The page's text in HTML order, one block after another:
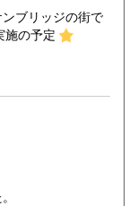
ブリッジの街で
施の予定